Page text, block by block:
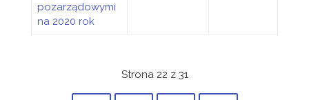
pozarządowymi
na 2020 rok
Strona 22 z 31